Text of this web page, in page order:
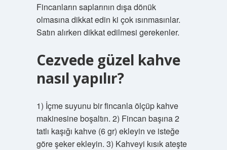
Fincanların saplarının dışa dönük
olmasına dikkat edin ki çok ısınmasınlar.
Satın alırken dikkat edilmesi gerekenler.
Cezvede güzel kahve
nasıl yapılır?
1) İçme suyunu bir fincanla ölçüp kahve
makinesine boşaltın. 2) Fincan başına 2
tatlı kaşığı kahve (6 gr) ekleyin ve isteğe
göre şeker ekleyin. 3) Kahveyi kısık ateşte